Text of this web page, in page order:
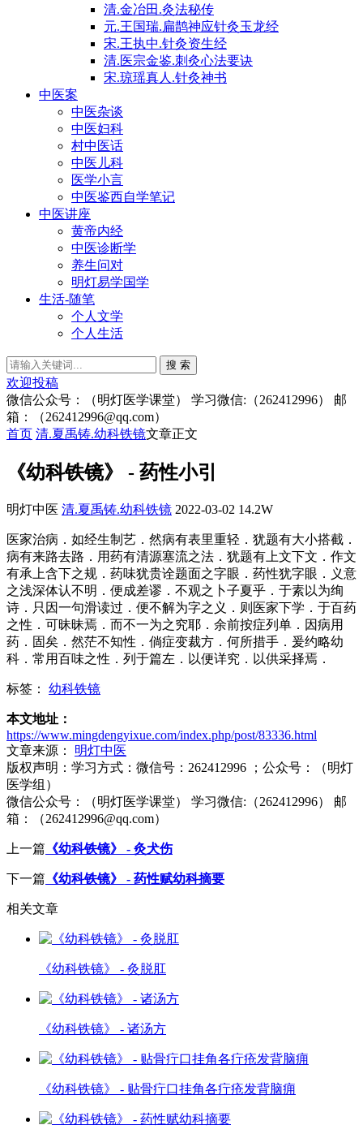
清.金冶田.灸法秘传
元.王国瑞.扁鹊神应针灸玉龙经
宋.王执中.针灸资生经
清.医宗金鉴.刺灸心法要诀
宋.琼瑶真人.针灸神书
中医案
中医杂谈
中医妇科
村中医话
中医儿科
医学小言
中医鉴西自学笔记
中医讲座
黄帝内经
中医诊断学
养生问对
明灯易学国学
生活-随笔
个人文学
个人生活
搜 索
欢迎投稿
微信公众号：（明灯医学课堂） 学习微信:（262412996） 邮
箱：（262412996@qq.com）
首页 清.夏禹铸.幼科铁镜文章正文
《幼科铁镜》 - 药性小引
明灯中医 清.夏禹铸.幼科铁镜 2022-03-02 14.2W
医家治病．如经生制艺．然病有表里重轻．犹题有大小搭截．
病有来路去路．用药有清源塞流之法．犹题有上文下文．作文
有承上含下之规．药味犹贵诠题面之字眼．药性犹字眼．义意
之浅深体认不明．便成差谬．不观之卜子夏乎．于素以为绚
诗．只因一句滑读过．便不解为字之义．则医家下学．于百药
之性．可昧昧焉．而不一为之究耶．余前按症列单．因病用
药．固矣．然茫不知性．倘症变裁方．何所措手．爰约略幼
科．常用百味之性．列于篇左．以便详究．以供采择焉．
标签： 幼科铁镜
本文地址：
https://www.mingdengyixue.com/index.php/post/83336.html
文章来源：
明灯中医
版权声明： 学习方式：微信号：262412996 ；公众号：（明灯
医学组）
微信公众号：（明灯医学课堂） 学习微信:（262412996） 邮
箱：（262412996@qq.com）
上一篇 《幼科铁镜》 - 灸犬伤
下一篇 《幼科铁镜》 - 药性赋幼科摘要
相关文章
《幼科铁镜》 - 灸脱肛
《幼科铁镜》 - 诸汤方
《幼科铁镜》 - 贴骨疔口挂角各疔疮发背脑痈